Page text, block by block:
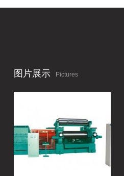
图片展示 Pictures